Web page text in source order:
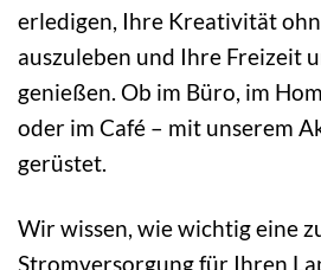
erledigen, Ihre Kreativität
auszuleben und Ihre Freizeit
genießen. Ob im Büro, im
oder im Café – mit unserem
gerüstet.
Wir wissen, wie wichtig eine
Stromversorgung für Ihren